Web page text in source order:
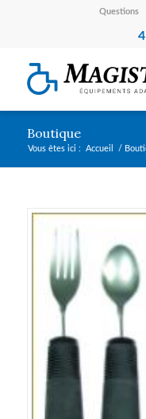
Questions
Boutique
Vous êtes ici : Accueil /